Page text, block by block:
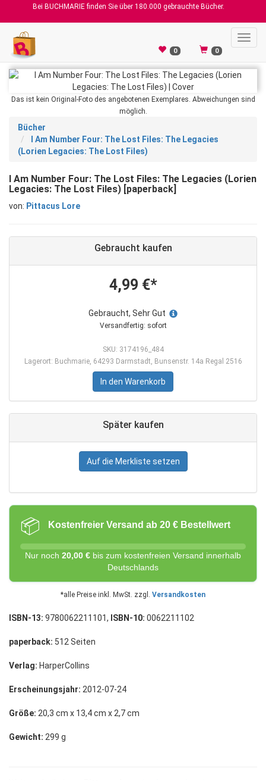
Bei BUCHMARIE finden Sie über 180.000 gebrauchte Bücher.
0 0
Das ist kein Original-Foto des angebotenen Exemplares. Abweichungen sind
möglich.
Bücher
I Am Number Four: The Lost Files: The Legacies
(Lorien Legacies: The Lost Files)
I Am Number Four: The Lost Files: The Legacies (Lorien
Legacies: The Lost Files) [paperback]
von: Pittacus Lore
Gebraucht kaufen
4,99 €*
Gebraucht, Sehr Gut
Versandfertig: sofort
SKU: 3174196_484
Lagerort: Buchmarie, 64293 Darmstadt, Bunsenstr. 14a Regal 2516
In den Warenkorb
Später kaufen
Auf die Merkliste setzen
📦 Kostenfreier Versand ab 20 € Bestellwert
Nur noch 20,00 € bis zum kostenfreien Versand innerhalb
Deutschlands
*alle Preise inkl. MwSt. zzgl. Versandkosten
ISBN-13: 9780062211101, ISBN-10: 0062211102
paperback: 512 Seiten
Verlag: HarperCollins
Erscheinungsjahr: 2012-07-24
Größe: 20,3 cm x 13,4 cm x 2,7 cm
Gewicht: 299 g